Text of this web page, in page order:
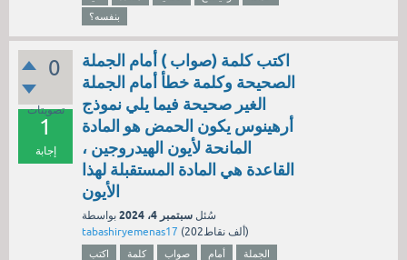
بنفسه؟
0
تصويتات
1
إجابة
اكتب كلمة (صواب ) أمام الجملة
الصحيحة وكلمة خطأ أمام الجملة
الغير صحيحة فيما يلي نموذج
أرهينوس يكون الحمض هو المادة
المانحة لأيون الهيدروجين ،
القاعدة هي المادة المستقبلة لهذا
الأيون
سُئل سبتمبر 4، 2024
بواسطة
tabashiryemenas17 ( 202ألف نقاط)
اكتب كلمة صواب أمام
الجملة